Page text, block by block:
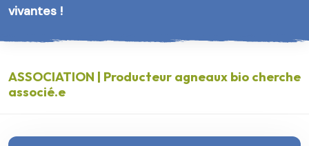
vivantes !
ASSOCIATION | Producteur agneaux bio cherche
associé.e